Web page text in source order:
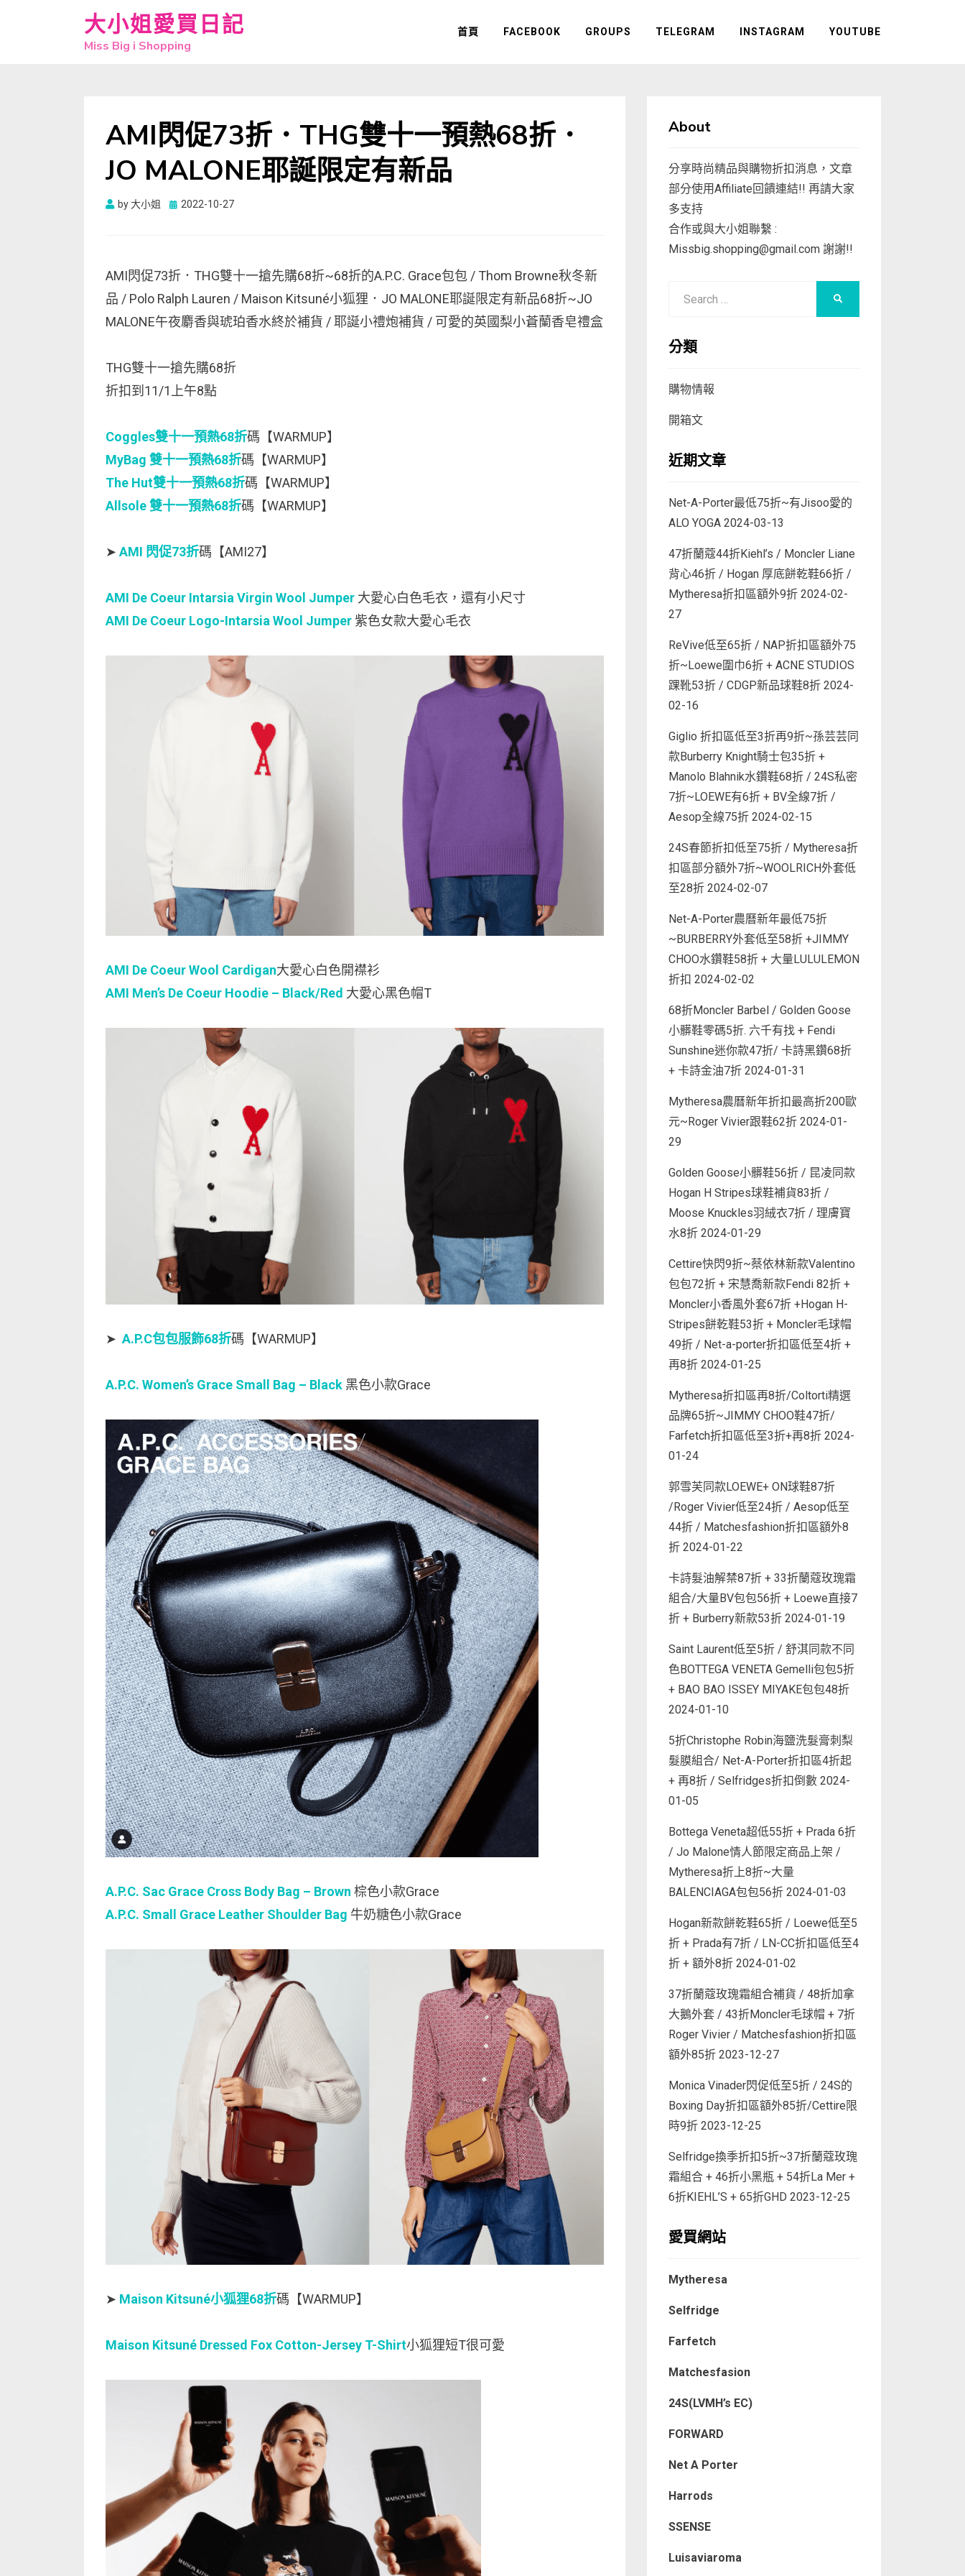
大小姐愛買日記
Miss Big i Shopping
首頁 FACEBOOK GROUPS TELEGRAM INSTAGRAM YOUTUBE
AMI閃促73折．THG雙十一預熱68折．
JO MALONE耶誕限定有新品
by大小姐
Posted
2022-10-27
AMI閃促73折．THG雙十一搶先購68折~68折的A.P.C. Grace包包 / Thom Browne秋冬新
品 / Polo Ralph Lauren / Maison Kitsuné小狐狸．JO MALONE耶誕限定有新品68折~JO
MALONE午夜麝香與琥珀香水終於補貨 / 耶誕小禮炮補貨 / 可愛的英國梨小蒼蘭香皂禮盒
THG雙十一搶先購68折
折扣到11/1上午8點
Coggles雙十一預熱68折碼【WARMUP】
MyBag 雙十一預熱68折碼【WARMUP】
The Hut雙十一預熱68折碼【WARMUP】
Allsole 雙十一預熱68折碼【WARMUP】
➤ AMI 閃促73折碼【AMI27】
AMI De Coeur Intarsia Virgin Wool Jumper 大愛心白色毛衣，還有小尺寸
AMI De Coeur Logo-Intarsia Wool Jumper紫色女款大愛心毛衣
AMI De Coeur Wool Cardigan大愛心白色開襟衫
AMI Men’s De Coeur Hoodie – Black/Red 大愛心黑色帽T
➤ A.P.C包包服飾68折碼【WARMUP】
A.P.C. Women’s Grace Small Bag – Black 黑色小款Grace
A.P.C. Sac Grace Cross Body Bag – Brown 棕色小款Grace
A.P.C. Small Grace Leather Shoulder Bag 牛奶糖色小款Grace
➤ Maison Kitsuné小狐狸68折碼【WARMUP】
Maison Kitsuné Dressed Fox Cotton-Jersey T-Shirt小狐狸短T很可愛
About
分享時尚精品與購物折扣消息，文章
部分使用Affiliate回饋連結!! 再請大家
多支持
合作或與大小姐聯繫 :
Missbig.shopping@gmail.com謝謝!!
分類
購物情報
開箱文
近期文章
Net-A-Porter最低75折~有Jisoo愛的
ALO YOGA 2024-03-13
47折蘭蔻44折Kiehl’s / Moncler Liane
背心46折 / Hogan 厚底餅乾鞋66折 /
Mytheresa折扣區額外9折 2024-02-
27
ReVive低至65折 / NAP折扣區額外75
折~Loewe圍巾6折 + ACNE STUDIOS
踝靴53折 / CDGP新品球鞋8折 2024-
02-16
Giglio 折扣區低至3折再9折~孫芸芸同
款Burberry Knight騎士包35折 +
Manolo Blahnik水鑽鞋68折 / 24S私密
7折~LOEWE有6折 + BV全線7折 /
Aesop全線75折 2024-02-15
24S春節折扣低至75折 / Mytheresa折
扣區部分額外7折~WOOLRICH外套低
至28折 2024-02-07
Net-A-Porter農曆新年最低75折
~BURBERRY外套低至58折 +JIMMY
CHOO水鑽鞋58折 + 大量LULULEMON
折扣 2024-02-02
68折Moncler Barbel / Golden Goose
小髒鞋零碼5折. 六千有找 + Fendi
Sunshine迷你款47折/ 卡詩黑鑽68折
+ 卡詩金油7折 2024-01-31
Mytheresa農曆新年折扣最高折200歐
元~Roger Vivier跟鞋62折 2024-01-
29
Golden Goose小髒鞋56折 / 昆凌同款
Hogan H Stripes球鞋補貨83折 /
Moose Knuckles羽絨衣7折 / 理膚寶
水8折 2024-01-29
Cettire快閃9折~蔡依林新款Valentino
包包72折 + 宋慧喬新款Fendi 82折 +
Moncler小香風外套67折 +Hogan H-
Stripes餅乾鞋53折 + Moncler毛球帽
49折 / Net-a-porter折扣區低至4折 +
再8折 2024-01-25
Mytheresa折扣區再8折/Coltorti精選
品牌65折~JIMMY CHOO鞋47折/
Farfetch折扣區低至3折+再8折 2024-
01-24
郭雪芙同款LOEWE+ ON球鞋87折
/Roger Vivier低至24折 / Aesop低至
44折 / Matchesfashion折扣區額外8
折 2024-01-22
卡詩髮油解禁87折 + 33折蘭蔻玫瑰霜
組合/大量BV包包56折 + Loewe直接7
折 + Burberry新款53折 2024-01-19
Saint Laurent低至5折 / 舒淇同款不同
色BOTTEGA VENETA Gemelli包包5折
+ BAO BAO ISSEY MIYAKE包包48折
2024-01-10
5折Christophe Robin海鹽洗髮膏刺梨
髮膜組合/ Net-A-Porter折扣區4折起
+ 再8折 / Selfridges折扣倒數 2024-
01-05
Bottega Veneta超低55折 + Prada 6折
/ Jo Malone情人節限定商品上架 /
Mytheresa折上8折~大量
BALENCIAGA包包56折 2024-01-03
Hogan新款餅乾鞋65折 / Loewe低至5
折 + Prada有7折 / LN-CC折扣區低至4
折 + 額外8折 2024-01-02
37折蘭蔻玫瑰霜組合補貨 / 48折加拿
大鵝外套 / 43折Moncler毛球帽 + 7折
Roger Vivier / Matchesfashion折扣區
額外85折 2023-12-27
Monica Vinader閃促低至5折 / 24S的
Boxing Day折扣區額外85折/Cettire限
時9折 2023-12-25
Selfridge換季折扣5折~37折蘭蔻玫瑰
霜組合 + 46折小黑瓶 + 54折La Mer +
6折KIEHL’S + 65折GHD 2023-12-25
愛買網站
Mytheresa
Selfridge
Farfetch
Matchesfasion
24S(LVMH’s EC)
FORWARD
Net A Porter
Harrods
SSENSE
Luisaviaroma